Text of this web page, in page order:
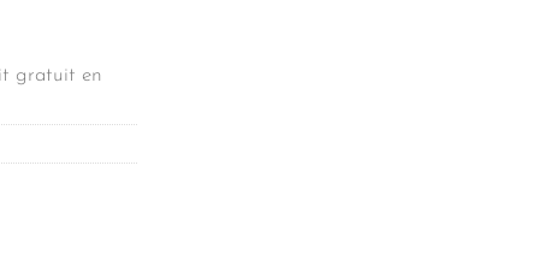
gratuit en